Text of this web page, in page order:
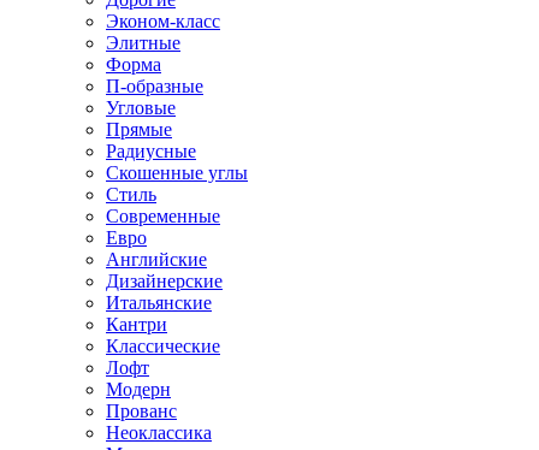
Эконом-класс
Элитные
Форма
П-образные
Угловые
Прямые
Радиусные
Скошенные углы
Стиль
Современные
Евро
Английские
Дизайнерские
Итальянские
Кантри
Классические
Лофт
Модерн
Прованс
Неоклассика